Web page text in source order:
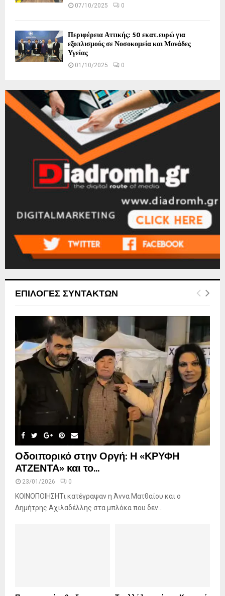
07/10/2025 0
Περιφέρεια Αττικής: 50 εκατ. ευρώ για
εξοπλισμούς σε Νοσοκομεία και Μονάδες
Υγείας
01/10/2025 0
ΕΠΙΛΟΓΕΣ ΣΥΝΤΑΚΤΩΝ
Οδοιπορικό στην Οργή: Η «ΚΡΥΦΗ
ΑΤΖΕΝΤΑ» και το...
23/01/2026 0
ΚΟΙΝΟΠΟΙΗΣΗΤι κατέγραψαν η Άννα Ματθαίου και ο
Δημήτρης Αχιλαδέλλης στα μπλόκα που δεν...